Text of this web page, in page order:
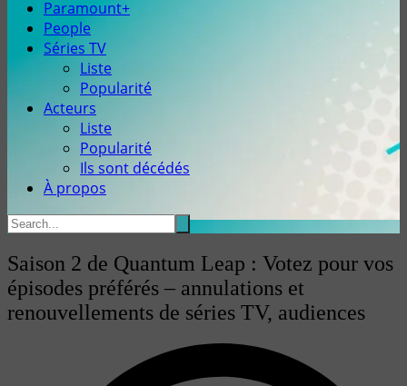
Paramount+
People
Séries TV
Liste
Popularité
Acteurs
Liste
Popularité
Ils sont décédés
À propos
Saison 2 de Quantum Leap : Votez pour vos
épisodes préférés – annulations et
renouvellements de séries TV, audiences